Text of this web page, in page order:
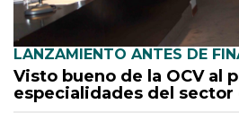
LANZAMIENTO ANTES DE
Visto bueno de la OCV al
especialidades del sector